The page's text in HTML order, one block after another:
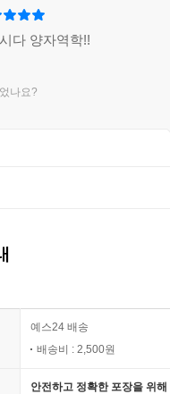
다 양자역학!!
나요?
예스24 배송
배송비 : 2,500원
안전하고 정확한 포장을 위